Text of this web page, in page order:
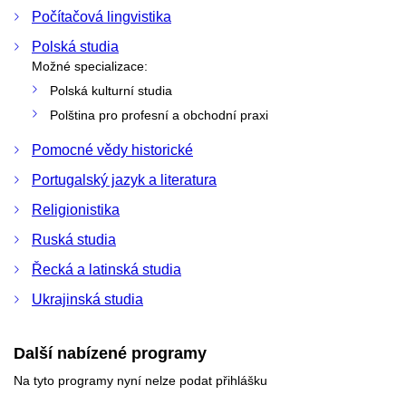
Počítačová lingvistika
Polská studia
Možné specializace:
Polská kulturní studia
Polština pro profesní a obchodní praxi
Pomocné vědy historické
Portugalský jazyk a literatura
Religionistika
Ruská studia
Řecká a latinská studia
Ukrajinská studia
Další nabízené programy
Na tyto programy nyní nelze podat přihlášku